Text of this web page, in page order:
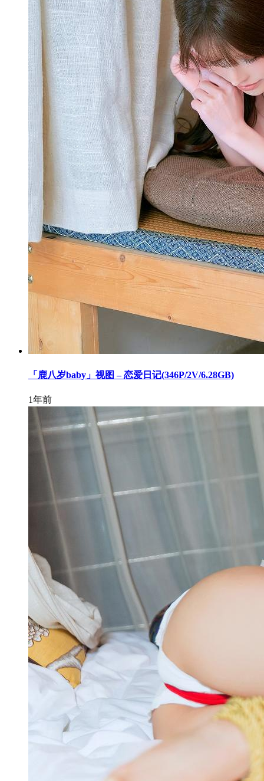
「鹿八岁baby」视图 – 恋爱日记(346P/2V/6.28GB)
1年前